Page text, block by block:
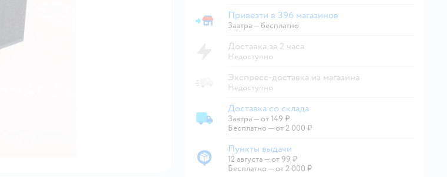
Привезти в магазин
Привезти в 396 магазинов
Завтра—бесплатно
Доставка за 2 часа
Недоступно
Экспресс-доставка из магазина
Недоступно
Доставка со склада
Доставка со склада
Завтра—от 149 ₽
Бесплатно — от 2 000 ₽
Пункты выдачи
Пункты выдачи
12 августа—от 99 ₽
Бесплатно — от 2 000 ₽